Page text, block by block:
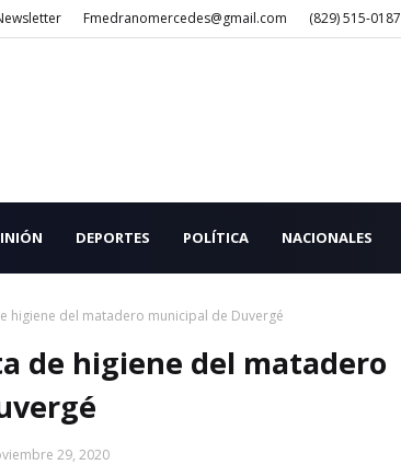
Fmedranomercedes@gmail.com (829) 515-0187
DEPORTES POLÍTICA NACIONALES
higiene del matadero municipal de Duvergé
de higiene del matadero
29, 2020